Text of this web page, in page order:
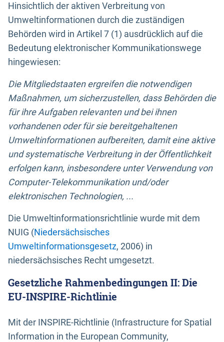
Hinsichtlich der aktiven Verbreitung von
Umweltinformationen durch die zuständigen
Behörden wird in Artikel 7 (1) ausdrücklich auf die
Bedeutung elektronischer Kommunikationswege
hingewiesen:
Die Mitgliedstaaten ergreifen die notwendigen
Maßnahmen, um sicherzustellen, dass Behörden die
für ihre Aufgaben relevanten und bei ihnen
vorhandenen oder für sie bereitgehaltenen
Umweltinformationen aufbereiten, damit eine aktive
und systematische Verbreitung in der Öffentlichkeit
erfolgen kann, insbesondere unter Verwendung von
Computer-Telekommunikation und/oder
elektronischen Technologien, ...
Die Umweltinformationsrichtlinie wurde mit dem
NUIG (Niedersächsisches
Umweltinformationsgesetz, 2006) in
niedersächsisches Recht umgesetzt.
Gesetzliche Rahmenbedingungen II: Die
EU-INSPIRE-Richtlinie
Mit der INSPIRE-Richtlinie (Infrastructure for Spatial
Information in the European Community,